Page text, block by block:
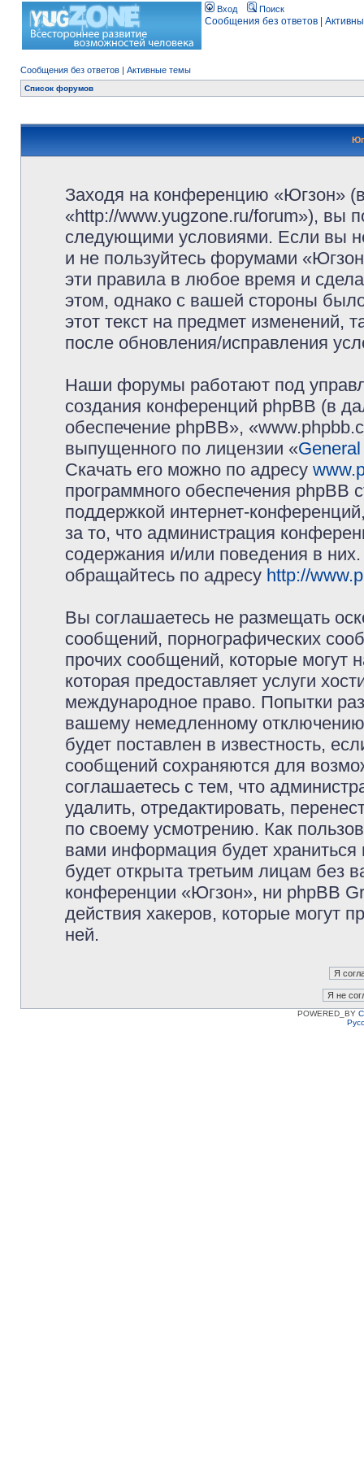
Вход Поиск
Сообщения без ответов
Сообщения без ответов | Активные темы
Список форумов
Заходя на конференцию «Югзон»
«http://www.yugzone.ru/forum»), вы
следующими условиями. Если вы
и не пользуйтесь форумами
эти правила в любое время и
этом, однако с вашей стороны
этот текст на предмет изменений,
после обновления/исправления
Наши форумы работают под
создания конференций phpBB (в
обеспечение phpBB»,
выпущенного по лицензии «
Скачать его можно по адресу
программного обеспечения phpBB
поддержкой интернет-
за то, что администрация
содержания и/или поведения в
обращайтесь по адресу http://
Вы соглашаетесь не размещать
сообщений, порнографических
прочих сообщений, которые могут
которая предоставляет услуги
международное право. Попытки
вашему немедленному
будет поставлен в известность,
сообщений сохраняются для
соглашаетесь с тем, что
удалить, отредактировать,
по своему усмотрению. Как
вами информация будет
будет открыта третьим лицам без
конференции «Югзон», ни phpBB
действия хакеров, которые могут
ней.
POWERED_BY